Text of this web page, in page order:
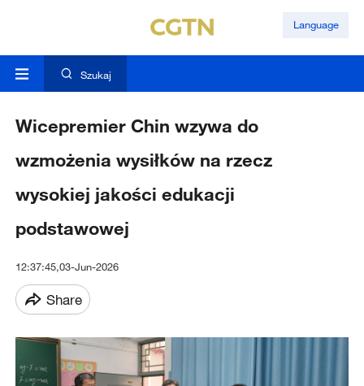
Language
Szukaj
Wicepremier Chin wzywa do
wzmożenia wysiłków na rzecz
wysokiej jakości edukacji
podstawowej
12:37:45,03-Jun-2026
Share